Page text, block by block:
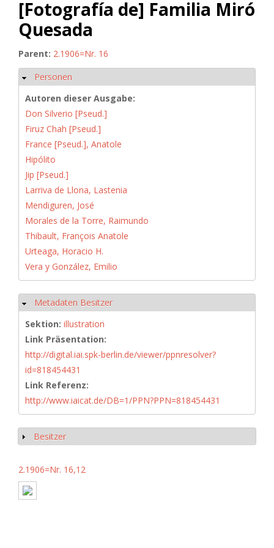
[Fotografía de] Familia Miró
Quesada
Parent: 2.1906=Nr. 16
Ausblenden
Personen
Autoren dieser Ausgabe:
Don Silverio [Pseud.]
Firuz Chah [Pseud.]
France [Pseud.], Anatole
Hipólito
Jip [Pseud.]
Larriva de Llona, Lastenia
Mendiguren, José
Morales de la Torre, Raimundo
Thibault, François Anatole
Urteaga, Horacio H.
Vera y González, Emilio
Ausblenden
Metadaten Besitzer
Sektion: illustration
Link Präsentation:
http://digital.iai.spk-berlin.de/viewer/ppnresolver?
id=818454431
Link Referenz:
http://www.iaicat.de/DB=1/PPN?PPN=818454431
Anzeigen
Besitzer
2.1906=Nr. 16,12